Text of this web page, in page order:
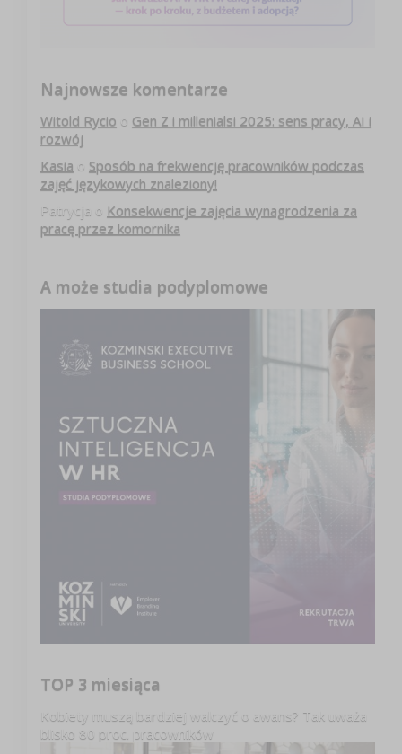
Najnowsze komentarze
Witold Rycio o Gen Z i millenialsi 2025: sens pracy, AI i
rozwój
Kasia o Sposób na frekwencję pracowników podczas
zajęć językowych znaleziony!
Patrycja o Konsekwencje zajęcia wynagrodzenia za
pracę przez komornika
A może studia podyplomowe
TOP 3 miesiąca
Kobiety muszą bardziej walczyć o awans? Tak uważa
blisko 80 proc. pracowników